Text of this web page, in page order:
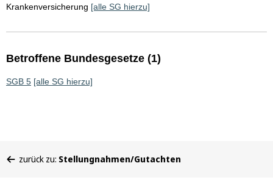
Krankenversicherung [alle SG hierzu]
Betroffene Bundesgesetze (1)
SGB 5 [alle SG hierzu]
befinden
zurück zu: Stellungnahmen/Gutachten